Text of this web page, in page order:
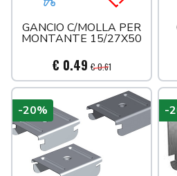
Aggiungi al carrello
Acquista
GANCIO C/MOLLA PER
MONTANTE 15/27X50
€ 0.49 € 0.61
-20% -
SANITARI
SCARICO PVC ARANCIO
SCARICO PVC BIANCO
SIFONI
SISTEMI DOCCIA
SPORTELLI
TECO